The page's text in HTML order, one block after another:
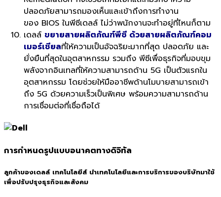
ปลอดภัยสามารถมองเห็นและเข้าถึงการทำงาน
ของ BIOS ในพีซีเดลล์ ไม่ว่าพนักงานจะทำอยู่ที่ไหนก็ตาม
เดลล์ ขยายสายผลิตภัณฑ์พีซี ด้วยสายผลิตภัณฑ์คอม
เมอร์เชียลที่ให้ความเป็นอัจฉริยะมากที่สุด ปลอดภัย และ
ยั่งยืนที่สุดในอุตสาหกรรม รวมถึง พีซีเพื่อธุรกิจที่มอบขุม
พลังจากอินเทลที่ให้ความสามารถด้าน 5G เป็นตัวแรกใน
อุตสาหกรรม โดยช่วยให้มืออาชีพด้านโมบายสามารถเข้า
ถึง 5G ด้วยความเร็วเป็นพิเศษ พร้อมความสามารถด้าน
การเชื่อมต่อที่เชื่อถือได้
การกำหนดรูปแบบอนาคตทางดิจิทัล
ลูกค้าของเดลล์ เทคโนโลยีส์ นำเทคโนโลยีและการบริการของบริษัทมาใช้
เพื่อปรับปรุงธุรกิจและสังคม